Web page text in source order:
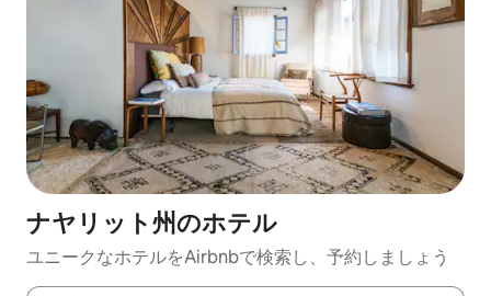
ナヤリット州のホ⁠テ⁠ル
ユニークなホ⁠テ⁠ル⁠をAirbnb⁠で検⁠索⁠し⁠、予⁠約し⁠ま⁠し⁠ょ⁠う